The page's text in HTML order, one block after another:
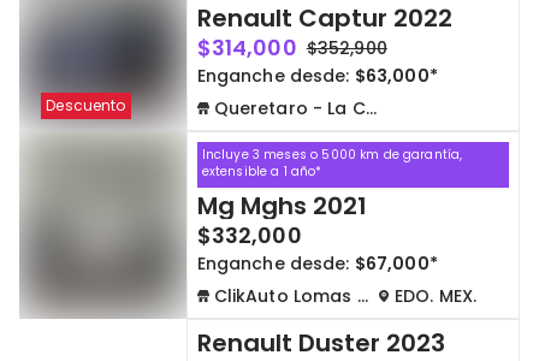
Negociar precio
Borrar todo
Descuento
Renault Captur 2022
$314,000 $352,900
Enganche desde: $63,000*
Queretaro - La Capilla
Incluye 3 meses o 5000 km de garantía,
extensible a 1 año*
Mg Mghs 2021
$332,000
Enganche desde: $67,000*
ClikAuto Lomas Verdes
EDO. MEX.
Renault Duster 2023